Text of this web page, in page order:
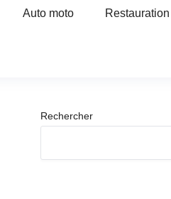
Auto moto Restauration
Rechercher